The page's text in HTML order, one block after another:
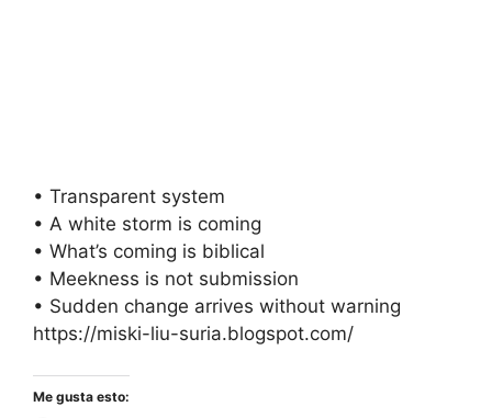
• Transparent system
• A white storm is coming
• What’s coming is biblical
• Meekness is not submission
• Sudden change arrives without warning
https://miski-liu-suria.blogspot.com/
Me gusta esto: